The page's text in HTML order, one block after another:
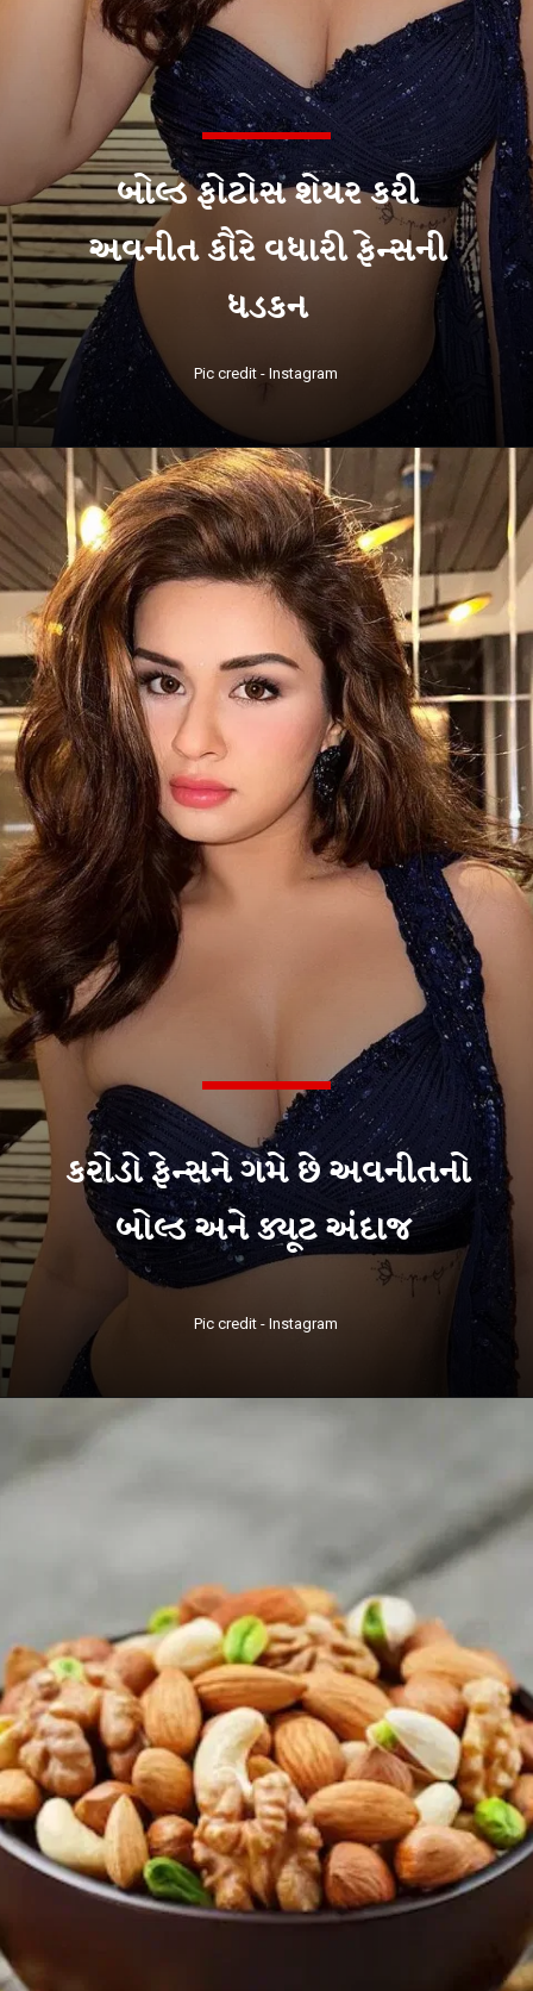
બોલ્ડ ફોટોસ શેયર કરી
અવનીત કૌરે વધારી ફેન્સની
ધડકન
Pic credit - Instagram
કરોડો ફેન્સને ગમે છે અવનીતનો
બોલ્ડ અને ક્યૂટ અંદાજ
Pic credit - Instagram